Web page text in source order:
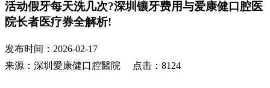
活动假牙每天洗几次?深圳镶牙费用与爱康健口腔医
院长者医疗券全解析!
发布时间：2026-02-17
来源：深圳愛康健口腔醫院 点击：8124